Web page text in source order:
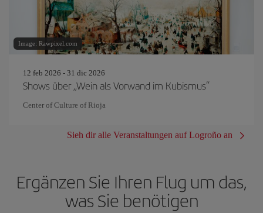
Image: Rawpixel.com
12 feb 2026 - 31 dic 2026
Shows über „Wein als Vorwand im Kubismus“
Center of Culture of Rioja
Sieh dir alle Veranstaltungen auf Logroño an
Ergänzen Sie Ihren Flug um das,
was Sie benötigen